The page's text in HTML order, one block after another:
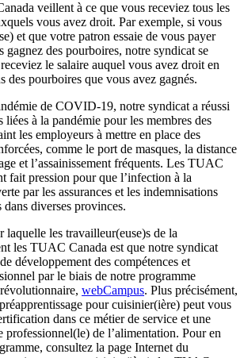
veillent à ce que vous receviez tous les
vous avez droit. Par exemple, si vous
et que votre patron essaie de vous payer
gagnez des pourboires, notre syndicat se
le salaire auquel vous avez droit en
des pourboires que vous avez gagnés.
de COVID‑19, notre syndicat a réussi
liées à la pandémie pour les membres des
les employeurs à mettre en place des
comme le port de masques, la distance
et l’assainissement fréquents. Les TUAC
fait pression pour que l’infection à la
par les assurances et les indemnisations
diverses provinces.
laquelle les travailleur(euse)s de la
les TUAC Canada est que notre syndicat
développement des compétences et
par le biais de notre programme
webCampus. Plus précisément,
pour cuisinier(ière) peut vous
dans ce métier de service et une
professionnel(le) de l’alimentation. Pour en
consultez la page Internet du